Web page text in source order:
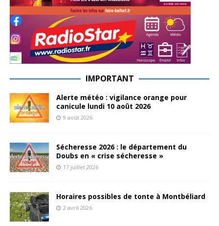
IMPORTANT
Alerte météo : vigilance orange pour
canicule lundi 10 août 2026
9 août 2026
Sécheresse 2026 : le département du
Doubs en « crise sécheresse »
17 juillet 2026
Horaires possibles de tonte à Montbéliard
2 avril 2026